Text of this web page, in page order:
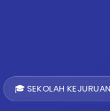
🎓 SEKOLAH KEJURUAN